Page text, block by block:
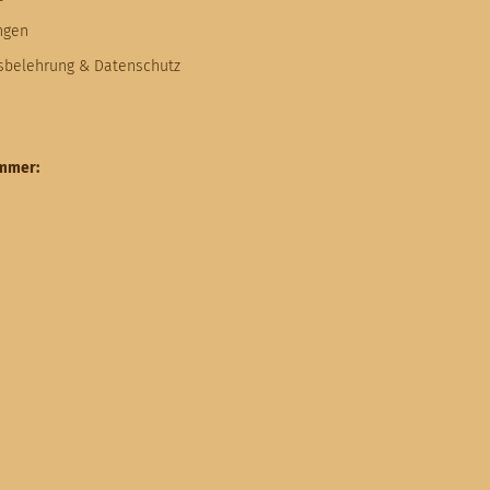
& Datenschutz